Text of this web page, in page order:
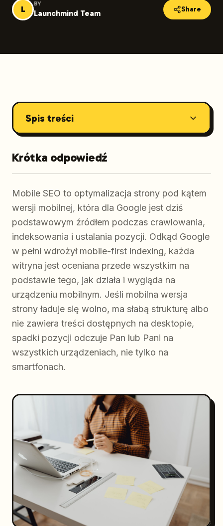
L
BY
Launchmind Team Share
Spis treści
Krótka odpowiedź
Mobile SEO to optymalizacja strony pod kątem
wersji mobilnej, która dla Google jest dziś
podstawowym źródłem podczas crawlowania,
indeksowania i ustalania pozycji. Odkąd Google
w pełni wdrożył mobile-first indexing, każda
witryna jest oceniana przede wszystkim na
podstawie tego, jak działa i wygląda na
urządzeniu mobilnym. Jeśli mobilna wersja
strony ładuje się wolno, ma słabą strukturę albo
nie zawiera treści dostępnych na desktopie,
spadki pozycji odczuje Pan lub Pani na
wszystkich urządzeniach, nie tylko na
smartfonach.